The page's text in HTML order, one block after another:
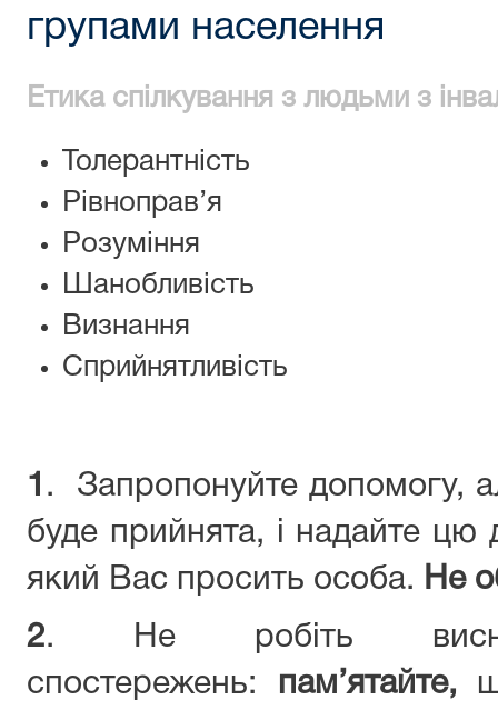
групами населення
Етика спілкування з людьми з
Толерантність
Рівноправ’я
Розуміння
Шанобливість
Визнання
Сприйнятливість
1 . Запропонуйте допомогу,
буде прийнята, і надайте цю
який Вас просить особа. Не
2. Не робіть
спостережень:
пам’ятайте,